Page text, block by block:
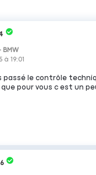
BMW
à19:01
passé le contrôle
pour vous c est un